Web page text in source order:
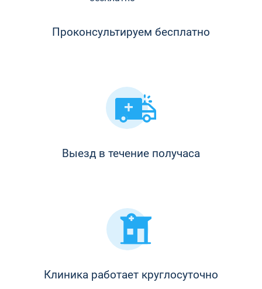
Проконсультируем бесплатно
Выезд в течение получаса
Клиника работает круглосуточно